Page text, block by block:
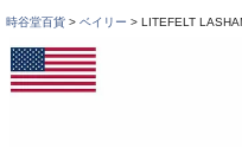
時谷堂百貨 ベイリー LITEFELT